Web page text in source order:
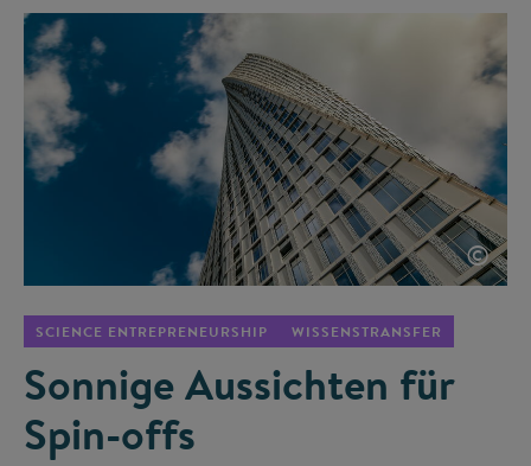
©
SCIENCE ENTREPRENEURSHIP WISSENSTRANSFER
Sonnige Aussichten für
Spin-offs